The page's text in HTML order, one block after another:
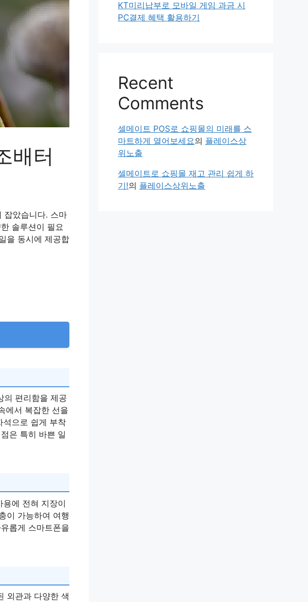
배터
잡았습니다. 스마
솔루션이 필요
을 동시에 제공합
의 편리함을 제공
에서 복잡한 선을
석으로 쉽게 부착
은 특히 바쁜 일
에 전혀 지장이
이 가능하여 여행
롭게 스마트폰을
외관과 다양한 색
KT미리납부로 모바일 게임 과금 시
PC결제 혜택 활용하기
Recent
Comments
셀메이트 POS로 쇼핑몰의 미래를 스
마트하게 열어보세요의 플레이스상
위노출
셀메이트로 쇼핑몰 재고 관리 쉽게 하
기!의 플레이스상위노출